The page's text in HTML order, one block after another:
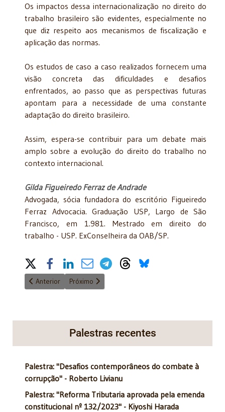
Os impactos dessa internacionalização no direito do
trabalho brasileiro são evidentes, especialmente no
que diz respeito aos mecanismos de fiscalização e
aplicação das normas.
Os estudos de caso a caso realizados fornecem uma
visão concreta das dificuldades e desafios
enfrentados, ao passo que as perspectivas futuras
apontam para a necessidade de uma constante
adaptação do direito brasileiro.
Assim, espera-se contribuir para um debate mais
amplo sobre a evolução do direito do trabalho no
contexto internacional.
Gilda Figueiredo Ferraz de Andrade
Advogada, sócia fundadora do escritório Figueiredo
Ferraz Advocacia. Graduação USP, Largo de São
Francisco, em 1.981. Mestrado em direito do
trabalho - USP. ExConselheira da OAB/SP.
Share on Social Media
Artigo anterior: A entrada do Brasil na OCDE é imperiosa
Anterior Próximo artigo: PLP nº 68/2024 agrava o inferno
Próximo
Palestras recentes
Palestra: "Desafios contemporâneos do combate à
corrupção" - Roberto Livianu
Palestra: "Reforma Tributaria aprovada pela emenda
constitucional nº 132/2023" - Kiyoshi Harada